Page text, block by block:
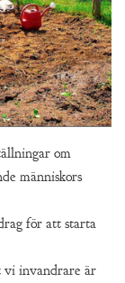
om
människors
för att starta
vi invandrare är